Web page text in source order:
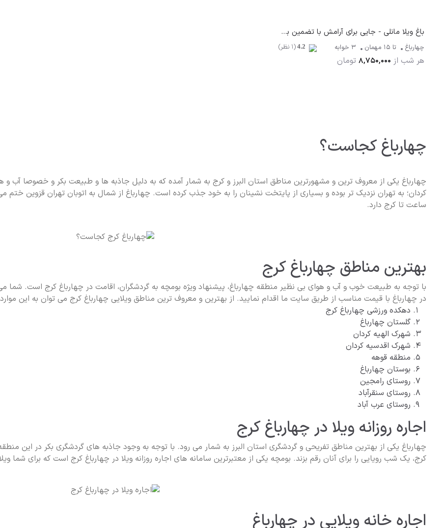
باغ ویلا مانلی - جایی برای آرامش با تضمین بومچه در سهیلیه
چهارباغ تا 15 مهمان 3 خوابه (1 نظر)
هر شب از 8,750,000 تومان
چهارباغ کجاست؟
چهارباغ یکی از معروف ترین و مشهورترین مناطق استان البرز و کرج به شمار آمده که به دلیل جاذبه ها و طبیعت بکر و خصوصا آب
کردان؛ به تهران نزدیک تر بوده و بسیاری از پایتخت نشینان را به خود جذب کرده است. چهارباغ از شمال به اتوبان تهران قزوین
ساعت تا کرج دارد.
بهترین مناطق چهارباغ کرج
با توجه به طبیعت خوب و آب و هوای بی نظیر منطقه چهارباغ، پیشنهاد ویژه بومچه به گردشگران، اقامت در چهارباغ کرج است. شما می
در چهارباغ با قیمت مناسب از طریق سایت ما اقدام نمایید. از بهترین و معروف ترین مناطق ویلایی چهارباغ کرج می توان به این
دهکده ورزشی چهارباغ کرج
گلستان چهارباغ
شهرک الهیه کردان
شهرک اقدسیه کردان
منطقه قوهه
بوستان چهارباغ
روستای رامجین
روستای سنقرآباد
روستای عرب آباد
اجاره روزانه ویلا در چهارباغ کرج
چهارباغ یکی از بهترین مناطق تفریحی و گردشگری استان البرز به شمار می رود. با توجه به وجود جاذبه های گردشگری بکر در این
کرج، یک شب رویایی را برای آنان رقم بزند. بومچه یکی از معتبرترین سامانه های اجاره روزانه ویلا در چهارباغ کرج است که برای شما
اجاره خانه ویلایی در چهارباغ